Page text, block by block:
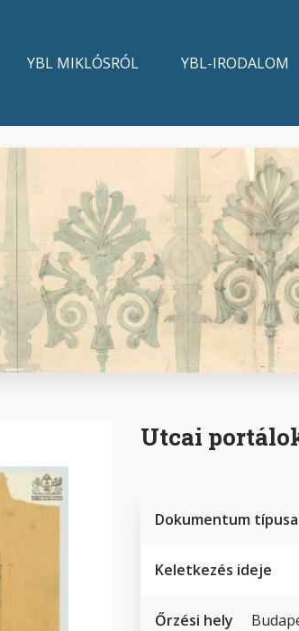
YBL MIKLÓSRÓL YBL-IRODALOM
Utcai
Dokumentum típusa
Keletkezés ideje
Őrzési hely